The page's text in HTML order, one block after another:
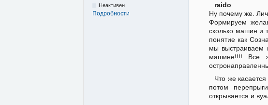
Неактивен
Подробности
raido
Ну почему же.
Формируем
сколько машин и
понятие как
мы выстраиваем
машине!!!! Все
Что же
потом
открывается и